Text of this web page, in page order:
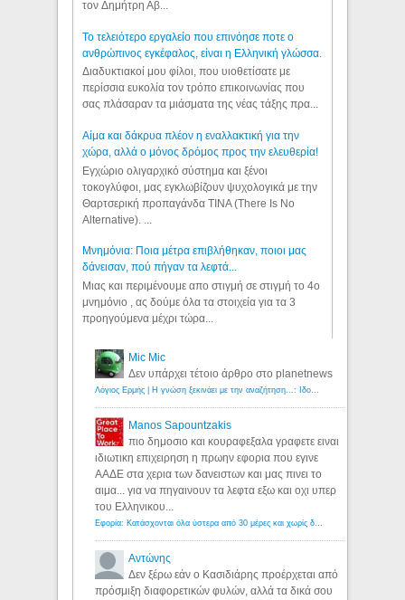
τον Δημήτρη Αβ...
Το τελειότερο εργαλείο που επινόησε ποτε ο
ανθρώπινος εγκέφαλος, είναι η Ελληνική γλώσσα.
Διαδυκτιακοί μου φίλοι, που υιοθετίσατε με
περίσσια ευκολία τον τρόπο επικοινωνίας που
σας πλάσαραν τα μιάσματα της νέας τάξης πρα...
Αίμα και δάκρυα πλέον η εναλλακτική για την
χώρα, αλλά ο μόνος δρόμος προς την ελευθερία!
Εγχώριο ολιγαρχικό σύστημα και ξένοι
τοκογλύφοι, μας εγκλωβίζουν ψυχολογικά με την
Θαρτσερική προπαγάνδα TINA (There Is No
Alternative). ...
Μνημόνια: Ποια μέτρα επιβλήθηκαν, ποιοι μας
δάνεισαν, πού πήγαν τα λεφτά...
Μιας και περιμένουμε απο στιγμή σε στιγμή το 4ο
μνημόνιο , ας δούμε όλα τα στοιχεία για τα 3
προηγούμενα μέχρι τώρα...
Mic Mic
Δεν υπάρχει τέτοιο άρθρο στο planetnews
Λόγιος Ερμής | Η γνώση ξεκινάει με την αναζήτηση...: Ιδού οι 18 που χρωστούν 11 δις ευρώ!
Manos Sapountzakis
πιο δημοσιο και κουραφεξαλα γραφετε ειναι
ιδιωτικη επιχειρηση η πρωην εφορια που εγινε
ΑΑΔΕ στα χερια των δανειστων και μας πινει το
αιμα... για να πηγαινουν τα λεφτα εξω και οχι υπερ
του Ελληνικου...
Εφορία: Κατάσχονται όλα ύστερα από 30 μέρες και χωρίς δικαστικές αποφάσεις - Λόγιος Ερμής
Αντώνης
Δεν ξέρω εάν ο Κασιδιάρης προέρχεται από
πρόσμιξη διαφορετικών φυλών, αλλά τα δικά σου